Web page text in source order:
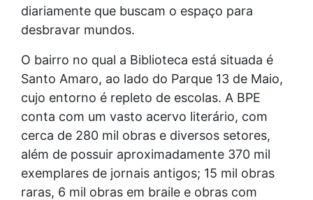
diariamente que buscam o espaço para
desbravar mundos.
O bairro no qual a Biblioteca está situada é
Santo Amaro, ao lado do Parque 13 de Maio,
cujo entorno é repleto de escolas. A BPE
conta com um vasto acervo literário, com
cerca de 280 mil obras e diversos setores,
além de possuir aproximadamente 370 mil
exemplares de jornais antigos; 15 mil obras
raras, 6 mil obras em braile e obras com